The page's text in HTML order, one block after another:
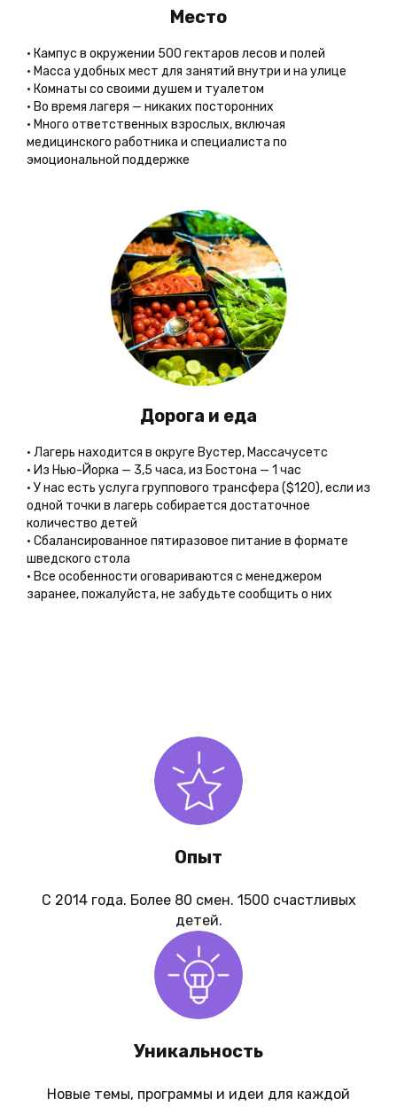
Место
• Кампус в окружении 500 гектаров лесов и полей
• Масса удобных мест для занятий внутри и на улице
• Комнаты со своими душем и туалетом
• Во время лагеря — никаких посторонних
• Много ответственных взрослых, включая
медицинского работника и специалиста по
эмоциональной поддержке
Дорога и еда
• Лагерь находится в округе Вустер, Массачусетс
• Из Нью-Йорка — 3,5 часа, из Бостона — 1 час
• У нас есть услуга группового трансфера ($120), если из
одной точки в лагерь собирается достаточное
количество детей
• Сбалансированное пятиразовое питание в формате
шведского стола
• Все особенности оговариваются с менеджером
заранее, пожалуйста, не забудьте сообщить о них
Опыт
С 2014 года. Более 80 смен. 1500 счастливых
детей.
Уникальность
Новые темы, программы и идеи для каждой